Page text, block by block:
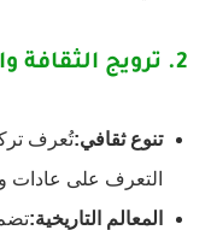
2. ترويج الثقافة
تنوع ثقافي:تُعرف
التعرف على عادات
المعالم التاريخية:تضم